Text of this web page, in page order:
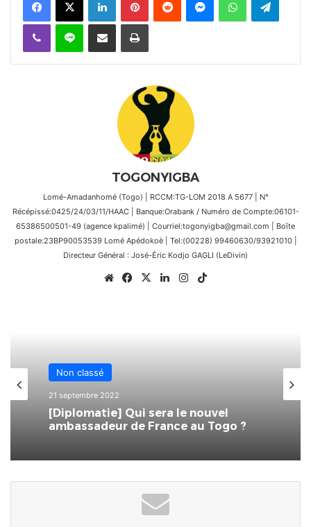
Viber Ligne Partager par email Imprimer
TOGONYIGBA
Lomé-Amadanhomé (Togo) | RCCM:TG-LOM 2018 A 5677 | N°
Récépissé:0425/24/03/11/HAAC | Banque:Orabank / Numéro de Compte:06101-
65386500501-49 (agence kpalimé) | Courriel:togonyigba@gmail.com | Boîte
postale:23BP90053539 Lomé Apédokoè | Tel:(00228) 99460630/93921010 |
Directeur Général : José-Éric Kodjo GAGLI (LeDivin)
WebsiteFacebook
X LinkedinInstagram
Non classé
21 septembre 2022
[Diplomatie] Qui sera le nouvel
ambassadeur de France au Togo ?
21 septembre 2022
[Libre Opinion] Comprendre
l’augmentation de la valeur
indiciaire des salaires des